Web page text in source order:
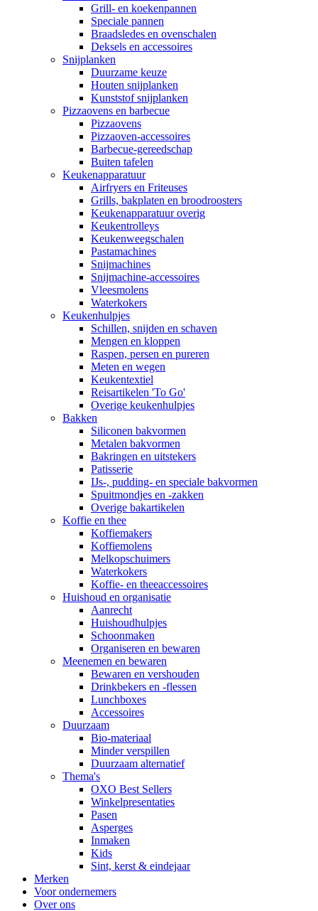
Grill- en koekenpannen
Speciale pannen
Braadsledes en ovenschalen
Deksels en accessoires
Snijplanken
Duurzame keuze
Houten snijplanken
Kunststof snijplanken
Pizzaovens en barbecue
Pizzaovens
Pizzaoven-accessoires
Barbecue-gereedschap
Buiten tafelen
Keukenapparatuur
Airfryers en Friteuses
Grills, bakplaten en broodroosters
Keukenapparatuur overig
Keukentrolleys
Keukenweegschalen
Pastamachines
Snijmachines
Snijmachine-accessoires
Vleesmolens
Waterkokers
Keukenhulpjes
Schillen, snijden en schaven
Mengen en kloppen
Raspen, persen en pureren
Meten en wegen
Keukentextiel
Reisartikelen 'To Go'
Overige keukenhulpjes
Bakken
Siliconen bakvormen
Metalen bakvormen
Bakringen en uitstekers
Patisserie
IJs-, pudding- en speciale bakvormen
Spuitmondjes en -zakken
Overige bakartikelen
Koffie en thee
Koffiemakers
Koffiemolens
Melkopschuimers
Waterkokers
Koffie- en theeaccessoires
Huishoud en organisatie
Aanrecht
Huishoudhulpjes
Schoonmaken
Organiseren en bewaren
Meenemen en bewaren
Bewaren en vershouden
Drinkbekers en -flessen
Lunchboxes
Accessoires
Duurzaam
Bio-materiaal
Minder verspillen
Duurzaam alternatief
Thema's
OXO Best Sellers
Winkelpresentaties
Pasen
Asperges
Inmaken
Kids
Sint, kerst & eindejaar
Merken
Voor ondernemers
Over ons